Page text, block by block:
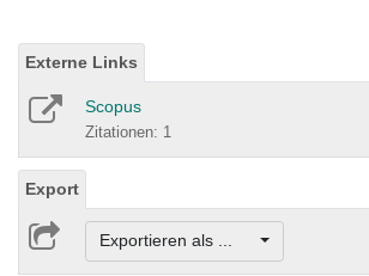
Externe Links
Scopus
Zitationen: 1
Export
Exportieren als ...